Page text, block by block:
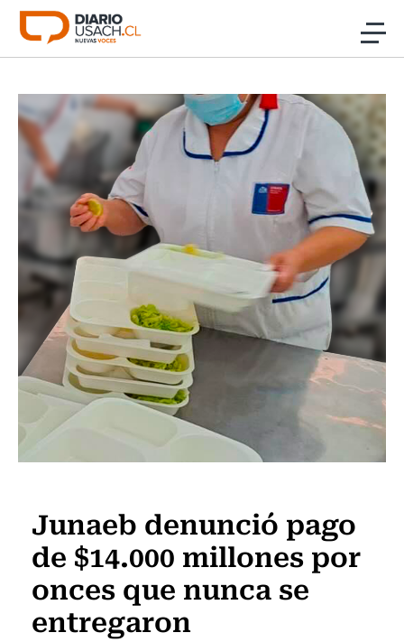
Click acá para ir directamente al contenido
Investigación
Cultura
Programas Radio y TV Usach
Junaeb denunció pago
de $14.000 millones por
onces que nunca se
entregaron